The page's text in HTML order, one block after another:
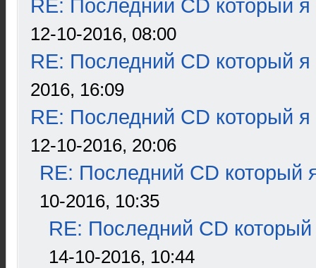
RE: Последний CD который я
12-10-2016, 08:00
RE: Последний CD который я
2016, 16:09
RE: Последний CD который я
12-10-2016, 20:06
RE: Последний CD который
10-2016, 10:35
RE: Последний CD который
14-10-2016, 10:44